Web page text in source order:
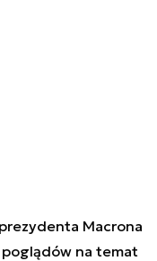
Macrona
na temat